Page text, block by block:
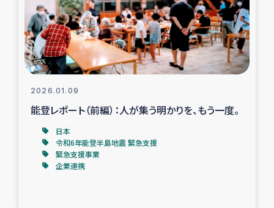
ガザ地区酪農を通した女性グループの生計支援
ふりかけ普及と食生活改善による栄養改善事業
フェアトレード事業
緊急支援事業
女性の生計向上を通じた子どもの栄養改善事業
2026.01.09
能登レポート（前編）：人が集う明かりを、もう一度。
日本
令和6年能登半島地震 緊急支援
緊急支援事業
企業連携